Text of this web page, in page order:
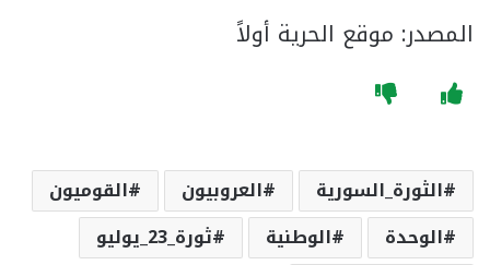
المصدر: موقع الحرية أولاً
الثورة_السورية العروبيون
القوميون
الوحدة
الوطنية
ثورة_23_يوليو